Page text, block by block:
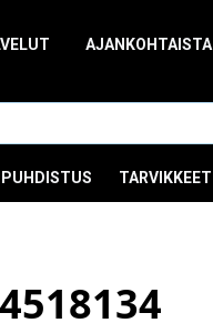
AJANKOHTAISTA
PUHDISTUS TARVIKKEET